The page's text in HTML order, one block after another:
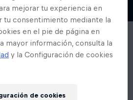
mejorar tu experiencia en
tu consentimiento mediante la
en el pie de página en
mayor información, consulta la
y la Configuración de cookies
de cookies